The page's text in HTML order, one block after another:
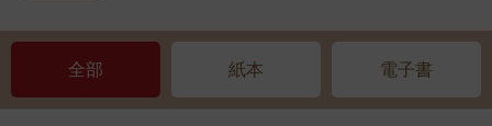
全部 紙本 電子書